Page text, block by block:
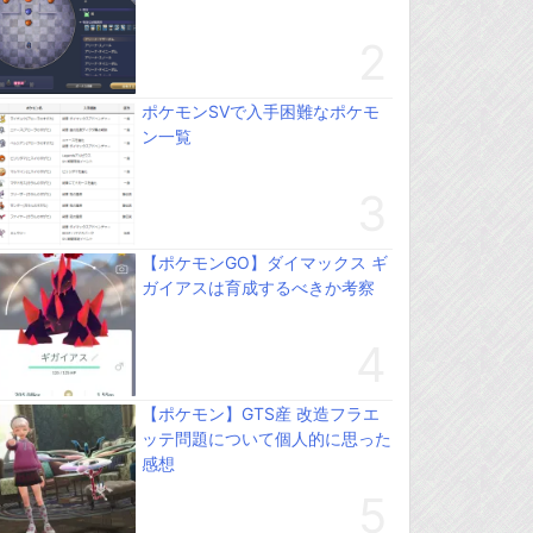
ポケモンSVで入手困難なポケモ
ン一覧
【ポケモンGO】ダイマックス ギ
ガイアスは育成するべきか考察
【ポケモン】GTS産 改造フラエ
ッテ問題について個人的に思った
感想